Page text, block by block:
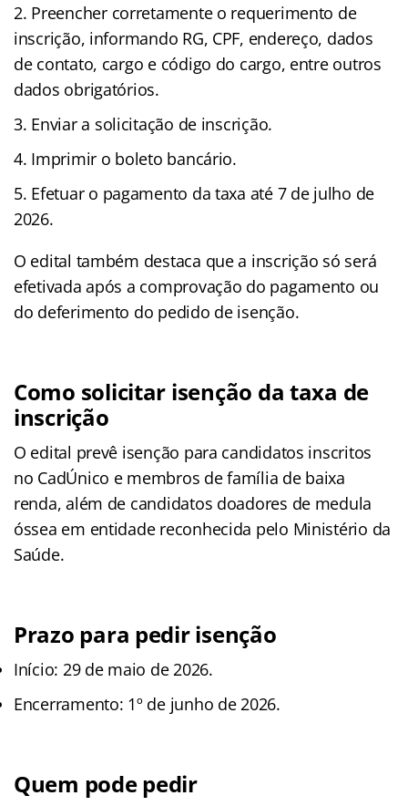
Preencher corretamente o requerimento de
inscrição, informando RG, CPF, endereço, dados
de contato, cargo e código do cargo, entre outros
dados obrigatórios.
Enviar a solicitação de inscrição.
Imprimir o boleto bancário.
Efetuar o pagamento da taxa até 7 de julho de
2026.
O edital também destaca que a inscrição só será
efetivada após a comprovação do pagamento ou
do deferimento do pedido de isenção.
Como solicitar isenção da taxa de
inscrição
O edital prevê isenção para candidatos inscritos
no CadÚnico e membros de família de baixa
renda, além de candidatos doadores de medula
óssea em entidade reconhecida pelo Ministério da
Saúde.
Prazo para pedir isenção
Início: 29 de maio de 2026.
Encerramento: 1º de junho de 2026.
Quem pode pedir